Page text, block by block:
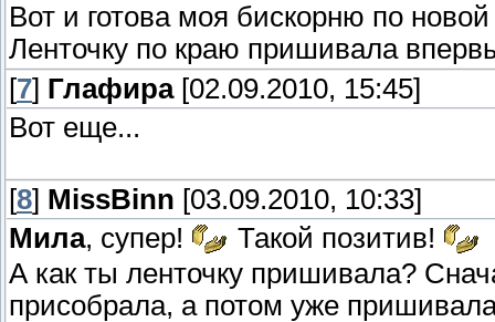
Вот и готова моя бискорню по
Ленточку по краю пришивала
[7] Глафира[02.09.2010, 15:45]
Вот еще...
[8] MissBinn [03.09.2010, 10:33]
Мила, супер!
Такой позитив!
А как ты ленточку пришивала?
присобрала, а потом уже